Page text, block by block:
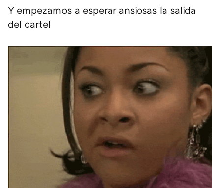
Y empezamos a esperar ansiosas la salida
del cartel